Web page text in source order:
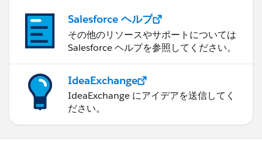
Salesforce ヘルプ
その他のリソースやサポートについては
Salesforce ヘルプを参照してください。
IdeaExchange
IdeaExchange にアイデアを送信してく
ださい。